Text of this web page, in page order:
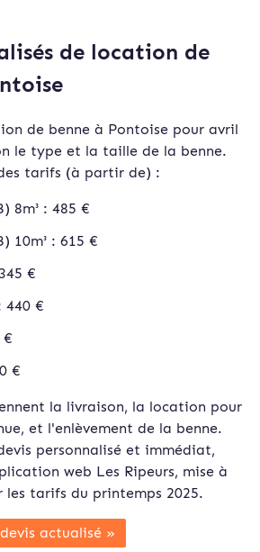
de location de
de benne à Pontoise pour avril
le type et la taille de la benne.
tarifs (à partir de) :
8m³ : 485 €
10m³ : 615 €
€
440 €
€
€
la livraison, la location pour
et l'enlèvement de la benne.
personnalisé et immédiat,
web Les Ripeurs, mise à
tarifs du printemps 2025.
actualisé »